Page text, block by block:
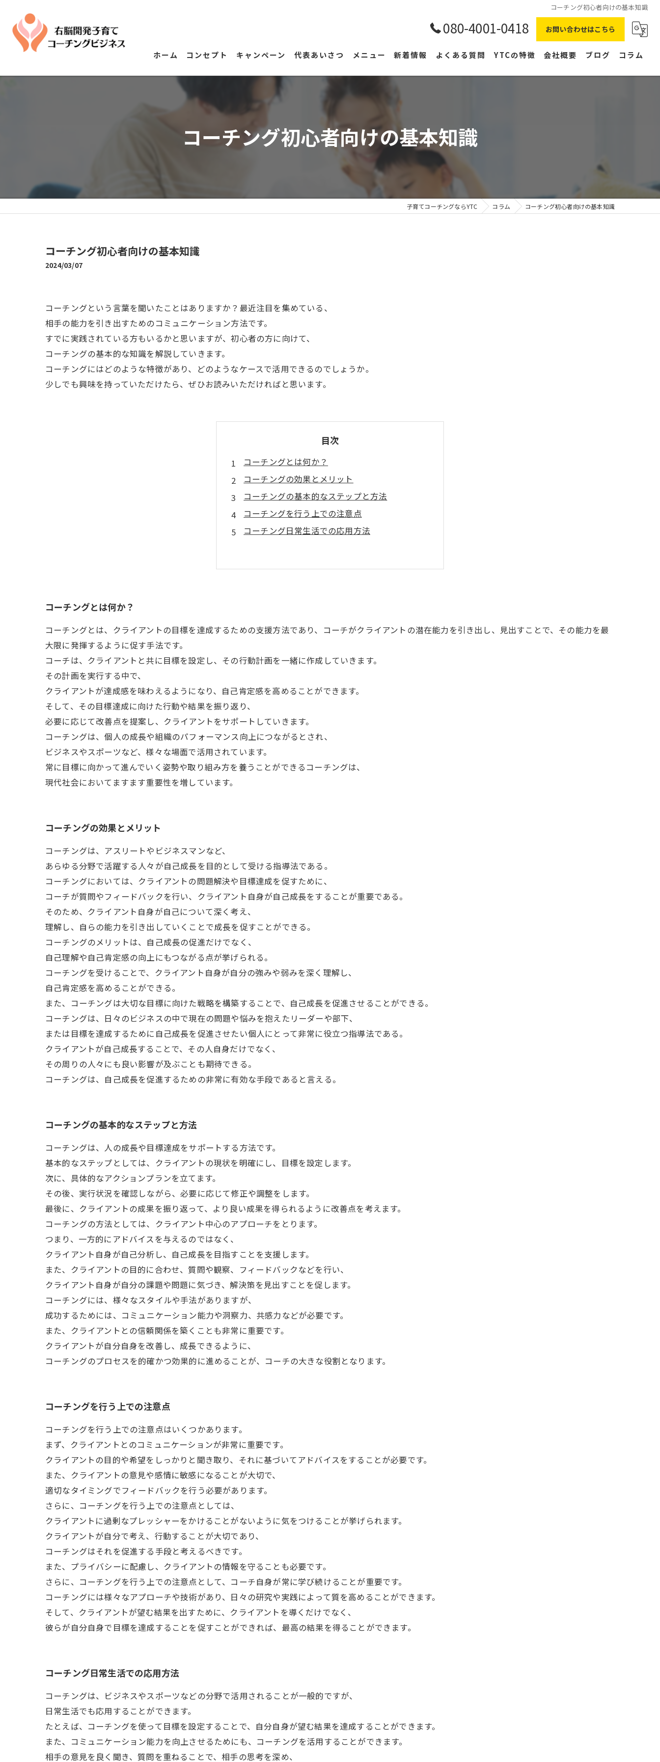
コーチング初心者向けの基本知識
080-4001-0418 お問い合わせはこちら
ホーム コンセプト キャンペーン 代表あいさつ メニュー 新着情報 よくある質問 YTCの特徴 会社概要 ブログ コラム
コーチング初心者向けの基本知識
子育てコーチングならYTC コラム コーチング初心者向けの基本知識
コーチング初心者向けの基本知識
2024/03/07
コーチングという言葉を聞いたことはありますか？最近注目を集めている、
相手の能力を引き出すためのコミュニケーション方法です。
すでに実践されている方もいるかと思いますが、初心者の方に向けて、
コーチングの基本的な知識を解説していきます。
コーチングにはどのような特徴があり、どのようなケースで活用できるのでしょうか。
少しでも興味を持っていただけたら、ぜひお読みいただければと思います。
目次
コーチングとは何か？
コーチングの効果とメリット
コーチングの基本的なステップと方法
コーチングを行う上での注意点
コーチング日常生活での応用方法
コーチングとは何か？
コーチングとは、クライアントの目標を達成するための支援方法であり、コーチがクライアントの潜在能力を引き出し、見出すことで、その能力を最
大限に発揮するように促す手法です。
コーチは、クライアントと共に目標を設定し、その行動計画を一緒に作成していきます。
その計画を実行する中で、
クライアントが達成感を味わえるようになり、自己肯定感を高めることができます。
そして、その目標達成に向けた行動や結果を振り返り、
必要に応じて改善点を提案し、クライアントをサポートしていきます。
コーチングは、個人の成長や組織のパフォーマンス向上につながるとされ、
ビジネスやスポーツなど、様々な場面で活用されています。
常に目標に向かって進んでいく姿勢や取り組み方を養うことができるコーチングは、
現代社会においてますます重要性を増しています。
コーチングの効果とメリット
コーチングは、アスリートやビジネスマンなど、
あらゆる分野で活躍する人々が自己成長を目的として受ける指導法である。
コーチングにおいては、クライアントの問題解決や目標達成を促すために、
コーチが質問やフィードバックを行い、クライアント自身が自己成長をすることが重要である。
そのため、クライアント自身が自己について深く考え、
理解し、自らの能力を引き出していくことで成長を促すことができる。
コーチングのメリットは、自己成長の促進だけでなく、
自己理解や自己肯定感の向上にもつながる点が挙げられる。
コーチングを受けることで、クライアント自身が自分の強みや弱みを深く理解し、
自己肯定感を高めることができる。
また、コーチングは大切な目標に向けた戦略を構築することで、自己成長を促進させることができる。
コーチングは、日々のビジネスの中で現在の問題や悩みを抱えたリーダーや部下、
または目標を達成するために自己成長を促進させたい個人にとって非常に役立つ指導法である。
クライアントが自己成長することで、その人自身だけでなく、
その周りの人々にも良い影響が及ぶことも期待できる。
コーチングは、自己成長を促進するための非常に有効な手段であると言える。
コーチングの基本的なステップと方法
コーチングは、人の成長や目標達成をサポートする方法です。
基本的なステップとしては、クライアントの現状を明確にし、目標を設定します。
次に、具体的なアクションプランを立てます。
その後、実行状況を確認しながら、必要に応じて修正や調整をします。
最後に、クライアントの成果を振り返って、より良い成果を得られるように改善点を考えます。
コーチングの方法としては、クライアント中心のアプローチをとります。
つまり、一方的にアドバイスを与えるのではなく、
クライアント自身が自己分析し、自己成長を目指すことを支援します。
また、クライアントの目的に合わせ、質問や観察、フィードバックなどを行い、
クライアント自身が自分の課題や問題に気づき、解決策を見出すことを促します。
コーチングには、様々なスタイルや手法がありますが、
成功するためには、コミュニケーション能力や洞察力、共感力などが必要です。
また、クライアントとの信頼関係を築くことも非常に重要です。
クライアントが自分自身を改善し、成長できるように、
コーチングのプロセスを的確かつ効果的に進めることが、コーチの大きな役割となります。
コーチングを行う上での注意点
コーチングを行う上での注意点はいくつかあります。
まず、クライアントとのコミュニケーションが非常に重要です。
クライアントの目的や希望をしっかりと聞き取り、それに基づいてアドバイスをすることが必要です。
また、クライアントの意見や感情に敏感になることが大切で、
適切なタイミングでフィードバックを行う必要があります。
さらに、コーチングを行う上での注意点としては、
クライアントに過剰なプレッシャーをかけることがないように気をつけることが挙げられます。
クライアントが自分で考え、行動することが大切であり、
コーチングはそれを促進する手段と考えるべきです。
また、プライバシーに配慮し、クライアントの情報を守ることも必要です。
さらに、コーチングを行う上での注意点として、コーチ自身が常に学び続けることが重要です。
コーチングには様々なアプローチや技術があり、日々の研究や実践によって質を高めることができます。
そして、クライアントが望む結果を出すために、クライアントを導くだけでなく、
彼らが自分自身で目標を達成することを促すことができれば、最高の結果を得ることができます。
コーチング日常生活での応用方法
コーチングは、ビジネスやスポーツなどの分野で活用されることが一般的ですが、
日常生活でも応用することができます。
たとえば、コーチングを使って目標を設定することで、自分自身が望む結果を達成することができます。
また、コミュニケーション能力を向上させるためにも、コーチングを活用することができます。
相手の意見を良く聞き、質問を重ねることで、相手の思考を深め、